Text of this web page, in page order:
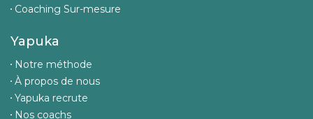
Coaching Sur-mesure
Yapuka
Notre méthode
À propos de nous
Yapuka recrute
Nos coachs